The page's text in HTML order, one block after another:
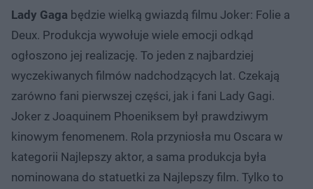
Lady Gaga będzie wielką gwiazdą filmu Joker: Folie a
Deux. Produkcja wywołuje wiele emocji odkąd
ogłoszono jej realizację. To jeden z najbardziej
wyczekiwanych filmów nadchodzących lat. Czekają
zarówno fani pierwszej części, jak i fani Lady Gagi.
Joker z Joaquinem Phoeniksem był prawdziwym
kinowym fenomenem. Rola przyniosła mu Oscara w
kategorii Najlepszy aktor, a sama produkcja była
nominowana do statuetki za Najlepszy film. Tylko to